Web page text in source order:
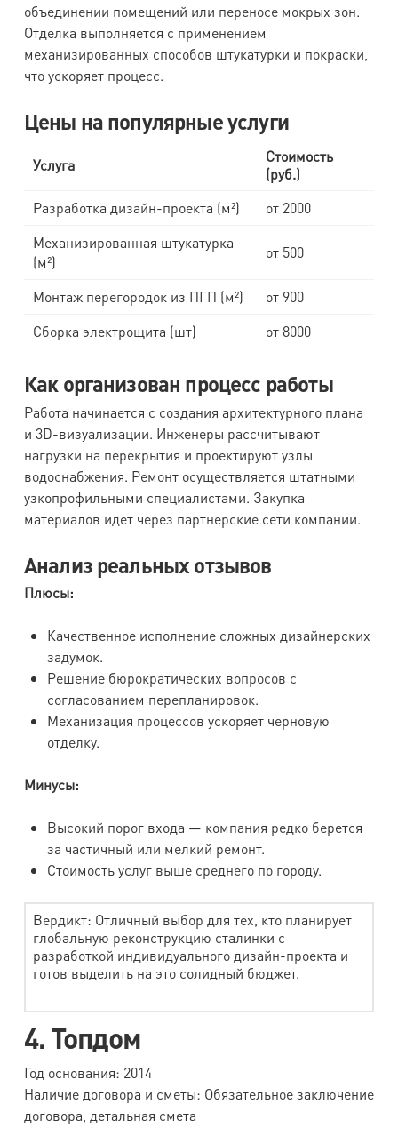
объединении помещений или переносе мокрых зон.
Отделка выполняется с применением
механизированных способов штукатурки и покраски,
что ускоряет процесс.
Цены на популярные услуги
Услуга
Стоимость
(руб.)
Разработка дизайн-проекта (м²)
от 2000
Механизированная штукатурка
(м²)
от 500
Монтаж перегородок из ПГП (м²)
от 900
Сборка электрощита (шт)
от 8000
Как организован процесс работы
Работа начинается с создания архитектурного плана
и 3D-визуализации. Инженеры рассчитывают
нагрузки на перекрытия и проектируют узлы
водоснабжения. Ремонт осуществляется штатными
узкопрофильными специалистами. Закупка
материалов идет через партнерские сети компании.
Анализ реальных отзывов
Плюсы:
Качественное исполнение сложных дизайнерских
задумок.
Решение бюрократических вопросов с
согласованием перепланировок.
Механизация процессов ускоряет черновую
отделку.
Минусы:
Высокий порог входа — компания редко берется
за частичный или мелкий ремонт.
Стоимость услуг выше среднего по городу.
Вердикт: Отличный выбор для тех, кто планирует
глобальную реконструкцию сталинки с
разработкой индивидуального дизайн-проекта и
готов выделить на это солидный бюджет.
4. Топдом
Год основания: 2014
Наличие договора и сметы: Обязательное заключение
договора, детальная смета